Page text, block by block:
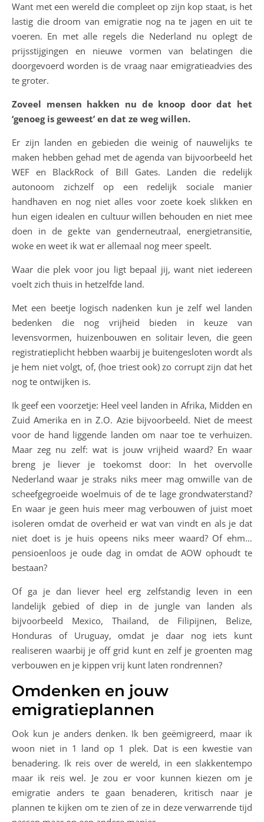
Want met een wereld die compleet op zijn kop staat, is het
lastig die droom van emigratie nog na te jagen en uit te
voeren. En met alle regels die Nederland nu oplegt de
prijsstijgingen en nieuwe vormen van belatingen die
doorgevoerd worden is de vraag naar emigratieadvies des
te groter.
Zoveel mensen hakken nu de knoop door dat het
‘genoeg is geweest’ en dat ze weg willen.
Er zijn landen en gebieden die weinig of nauwelijks te
maken hebben gehad met de agenda van bijvoorbeeld het
WEF en BlackRock of Bill Gates. Landen die redelijk
autonoom zichzelf op een redelijk sociale manier
handhaven en nog niet alles voor zoete koek slikken en
hun eigen idealen en cultuur willen behouden en niet mee
doen in de gekte van genderneutraal, energietransitie,
woke en weet ik wat er allemaal nog meer speelt.
Waar die plek voor jou ligt bepaal jij, want niet iedereen
voelt zich thuis in hetzelfde land.
Met een beetje logisch nadenken kun je zelf wel landen
bedenken die nog vrijheid bieden in keuze van
levensvormen, huizenbouwen en solitair leven, die geen
registratieplicht hebben waarbij je buitengesloten wordt als
je hem niet volgt, of, (hoe triest ook) zo corrupt zijn dat het
nog te ontwijken is.
Ik geef een voorzetje: Heel veel landen in Afrika, Midden en
Zuid Amerika en in Z.O. Azie bijvoorbeeld. Niet de meest
voor de hand liggende landen om naar toe te verhuizen.
Maar zeg nu zelf: wat is jouw vrijheid waard? En waar
breng je liever je toekomst door: In het overvolle
Nederland waar je straks niks meer mag omwille van de
scheefgegroeide woelmuis of de te lage grondwaterstand?
En waar je geen huis meer mag verbouwen of juist moet
isoleren omdat de overheid er wat van vindt en als je dat
niet doet is je huis opeens niks meer waard? Of ehm…
pensioenloos je oude dag in omdat de AOW ophoudt te
bestaan?
Of ga je dan liever heel erg zelfstandig leven in een
landelijk gebied of diep in de jungle van landen als
bijvoorbeeld Mexico, Thailand, de Filipijnen, Belize,
Honduras of Uruguay, omdat je daar nog iets kunt
realiseren waarbij je off grid kunt en zelf je groenten mag
verbouwen en je kippen vrij kunt laten rondrennen?
Omdenken en jouw
emigratieplannen
Ook kun je anders denken. Ik ben geëmigreerd, maar ik
woon niet in 1 land op 1 plek. Dat is een kwestie van
benadering. Ik reis over de wereld, in een slakkentempo
maar ik reis wel. Je zou er voor kunnen kiezen om je
emigratie anders te gaan benaderen, kritisch naar je
plannen te kijken om te zien of ze in deze verwarrende tijd